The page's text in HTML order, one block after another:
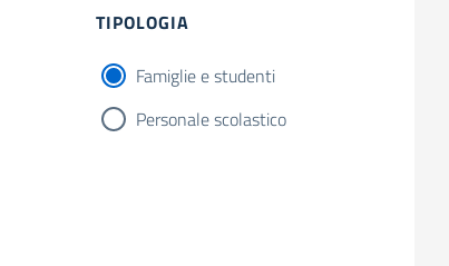
Filtri
TIPOLOGIA
Famiglie e studenti
Personale scolastico